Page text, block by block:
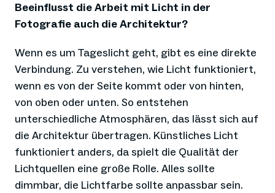
Beeinflusst die Arbeit mit Licht in der
Fotografie auch die Architektur?
Wenn es um Tageslicht geht, gibt es eine direkte
Verbindung. Zu verstehen, wie Licht funktioniert,
wenn es von der Seite kommt oder von hinten,
von oben oder unten. So entstehen
unterschiedliche Atmosphären, das lässt sich auf
die Architektur übertragen. Künstliches Licht
funktioniert anders, da spielt die Qualität der
Lichtquellen eine große Rolle. Alles sollte
dimmbar, die Lichtfarbe sollte anpassbar sein.